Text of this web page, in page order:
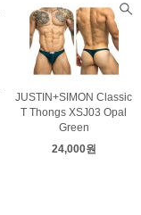
JUSTIN+SIMON Classic
T Thongs XSJ03 Opal
Green
24,000원